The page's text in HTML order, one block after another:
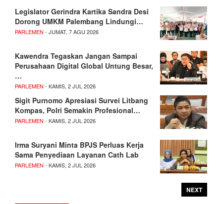
Legislator Gerindra Kartika Sandra Desi
Dorong UMKM Palembang Lindungi…
PARLEMEN - JUMAT, 7 AGU 2026
Kawendra Tegaskan Jangan Sampai
Perusahaan Digital Global Untung Besar,
…
PARLEMEN - KAMIS, 2 JUL 2026
Sigit Purnomo Apresiasi Survei Litbang
Kompas, Polri Semakin Profesional…
PARLEMEN - KAMIS, 2 JUL 2026
Irma Suryani Minta BPJS Perluas Kerja
Sama Penyediaan Layanan Cath Lab
PARLEMEN - KAMIS, 2 JUL 2026
NEXT